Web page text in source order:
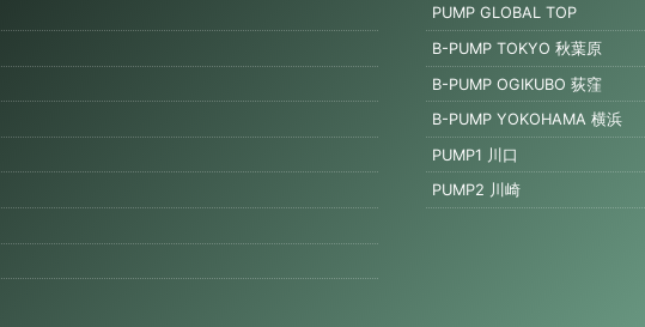
PUMP GLOBAL TOP
B-PUMP TOKYO 秋葉原
B-PUMP OGIKUBO 荻窪
B-PUMP YOKOHAMA 横浜
PUMP1 川口
PUMP2 川崎